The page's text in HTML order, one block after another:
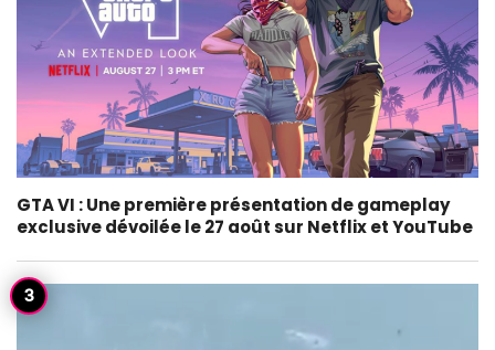
GTA VI : Une première présentation de gameplay
exclusive dévoilée le 27 août sur Netflix et YouTube